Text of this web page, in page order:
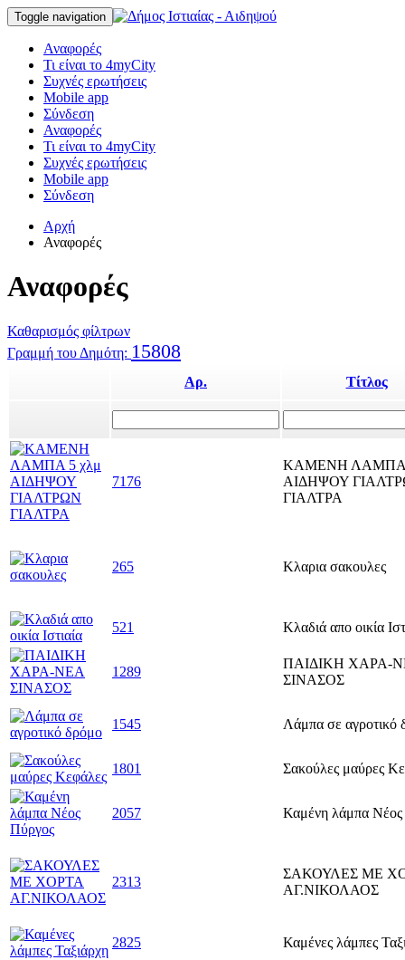
Toggle navigation
Αναφορές
Τι είναι το 4myCity
Συχνές ερωτήσεις
Mobile app
Σύνδεση
Αναφορές
Τι είναι το 4myCity
Συχνές ερωτήσεις
Mobile app
Σύνδεση
Αρχή
Αναφορές
Αναφορές
Καθαρισμός φίλτρων
Γραμμή του Δημότη: 15808
Αρ. Τίτλος
7176
ΚΑΜΕΝΗ ΛΑΜΠΑ
ΑΙΔΗΨΟΥ
ΓΙΑΛΤΡΑ
265 Κλαρια σακουλες
521 Κλαδιά απο οικία
1289
ΠΑΙΔΙΚΗ ΧΑΡΑ-
ΣΙΝΑΣΟΣ
1545 Λάμπα σε αγροτικό
1801 Σακούλες μαύρες
2057 Καμένη λάμπα
2313
ΣΑΚΟΥΛΕΣ ΜΕ
ΑΓ.ΝΙΚΟΛΑΟΣ
2825 Καμένες λάμπες